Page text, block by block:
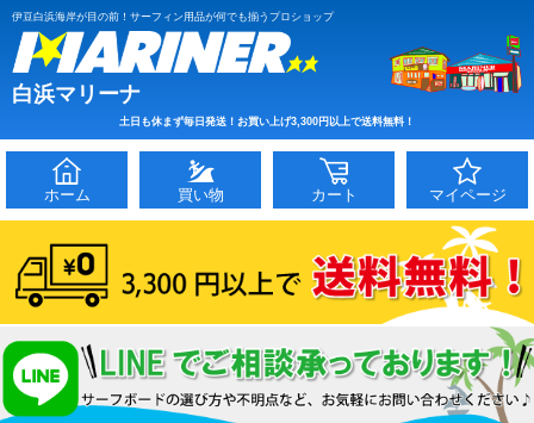
伊豆白浜海岸が目の前！サーフィン用品が何でも揃うプロショップ
白浜マリーナ
土日も休まず毎日発送！お買い上げ3,300円以上で送料無料！
ホーム 買い物 カート マイページ